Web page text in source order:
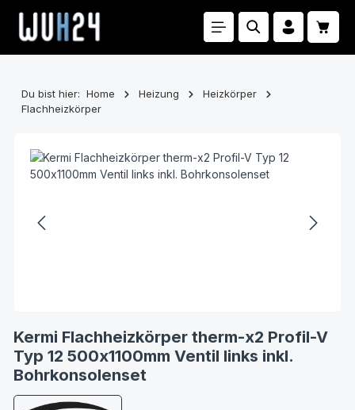
Zum Hauptinhalt springen
Du bist hier: Home Heizung
Heizkörper
Flachheizkörper
Kermi Flachheizkörper therm-x2 Profil-V
Typ 12 500x1100mm Ventil links inkl.
Bohrkonsolenset